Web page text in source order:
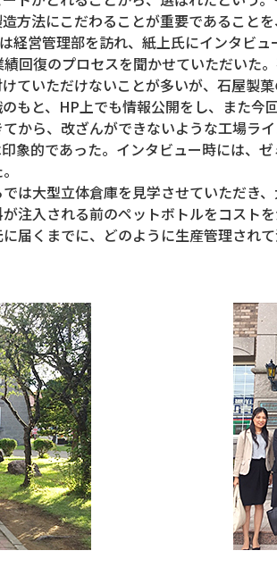
方法にこだわることが重要であることを
経営管理部を訪れ、紙上氏にインタビ
回復のプロセスを聞かせていただいた
ていただけないことが多いが、石屋製
もと、HP上でも情報公開をし、また今
から、改ざんができないような工場ラ
象的であった。インタビュー時には、
は大型立体倉庫を見学させていただき
注入される前のペットボトルをコスト
届くまでに、どのように生産管理され